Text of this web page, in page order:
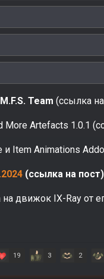
M.F.S. Team (ссылка
Artefacts 1.0.1
и Item Animations
(ссылка на пост)
движок IX-Ray от
19 3 2